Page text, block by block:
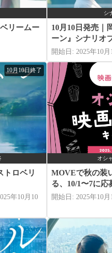
リームー
シ
10月10日発売｜
ーン』シナリオ
開始日: 2025年10月
10月10日終了
ロベリ
年10月10
オシ
MOVEで秋の装
る、10/1〜7に応
開始日: 2025年10